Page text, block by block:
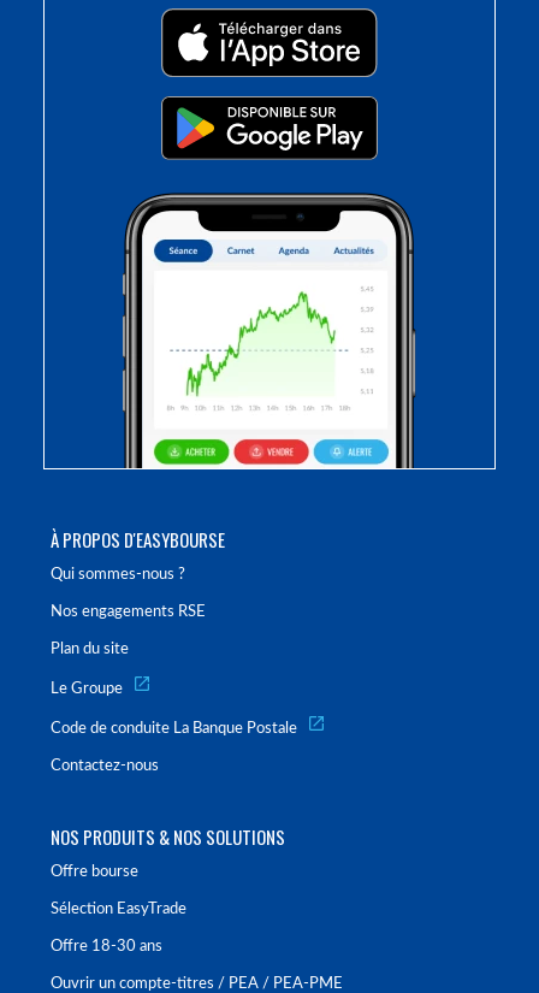
À PROPOS D'EASYBOURSE
Qui sommes-nous ?
Nos engagements RSE
Plan du site
Le Groupe
Code de conduite La Banque Postale
Contactez-nous
NOS PRODUITS & NOS SOLUTIONS
Offre bourse
Sélection EasyTrade
Offre 18-30 ans
Ouvrir un compte-titres / PEA / PEA-PME